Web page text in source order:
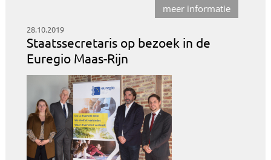
meer informatie
28.10.2019
Staatssecretaris op bezoek in de
Euregio Maas-Rijn